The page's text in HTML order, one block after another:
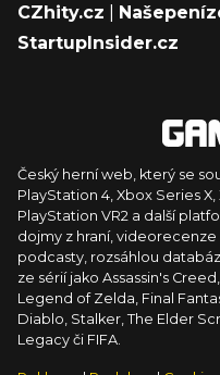
CZhity.cz
StartupInsider.cz
Český herní web, který se
PlayStation 4, Xbox Series
PlayStation VR2 a další
dojmy z hraní,
podcasty, rozsáhlou
ze sérií jako Assassin's
Legend of Zelda, Final
Diablo, Stalker, The Elder
Legacy či FIFA.